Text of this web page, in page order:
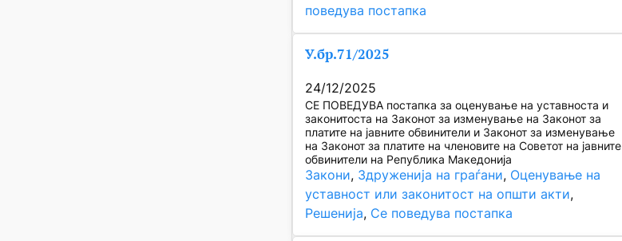
поведува постапка
У.бр.71/2025
24/12/2025
СЕ ПОВЕДУВА постапка за оценување на уставноста и
законитоста на Законот за изменување на Законот за
платите на јавните обвинители и Законот за изменување
на Законот за платите на членовите на Советот на јавните
обвинители на Република Македонија
Закони, Здруженија на граѓани, Оценување на
уставност или законитост на општи акти
Решенија, Се поведува постапка